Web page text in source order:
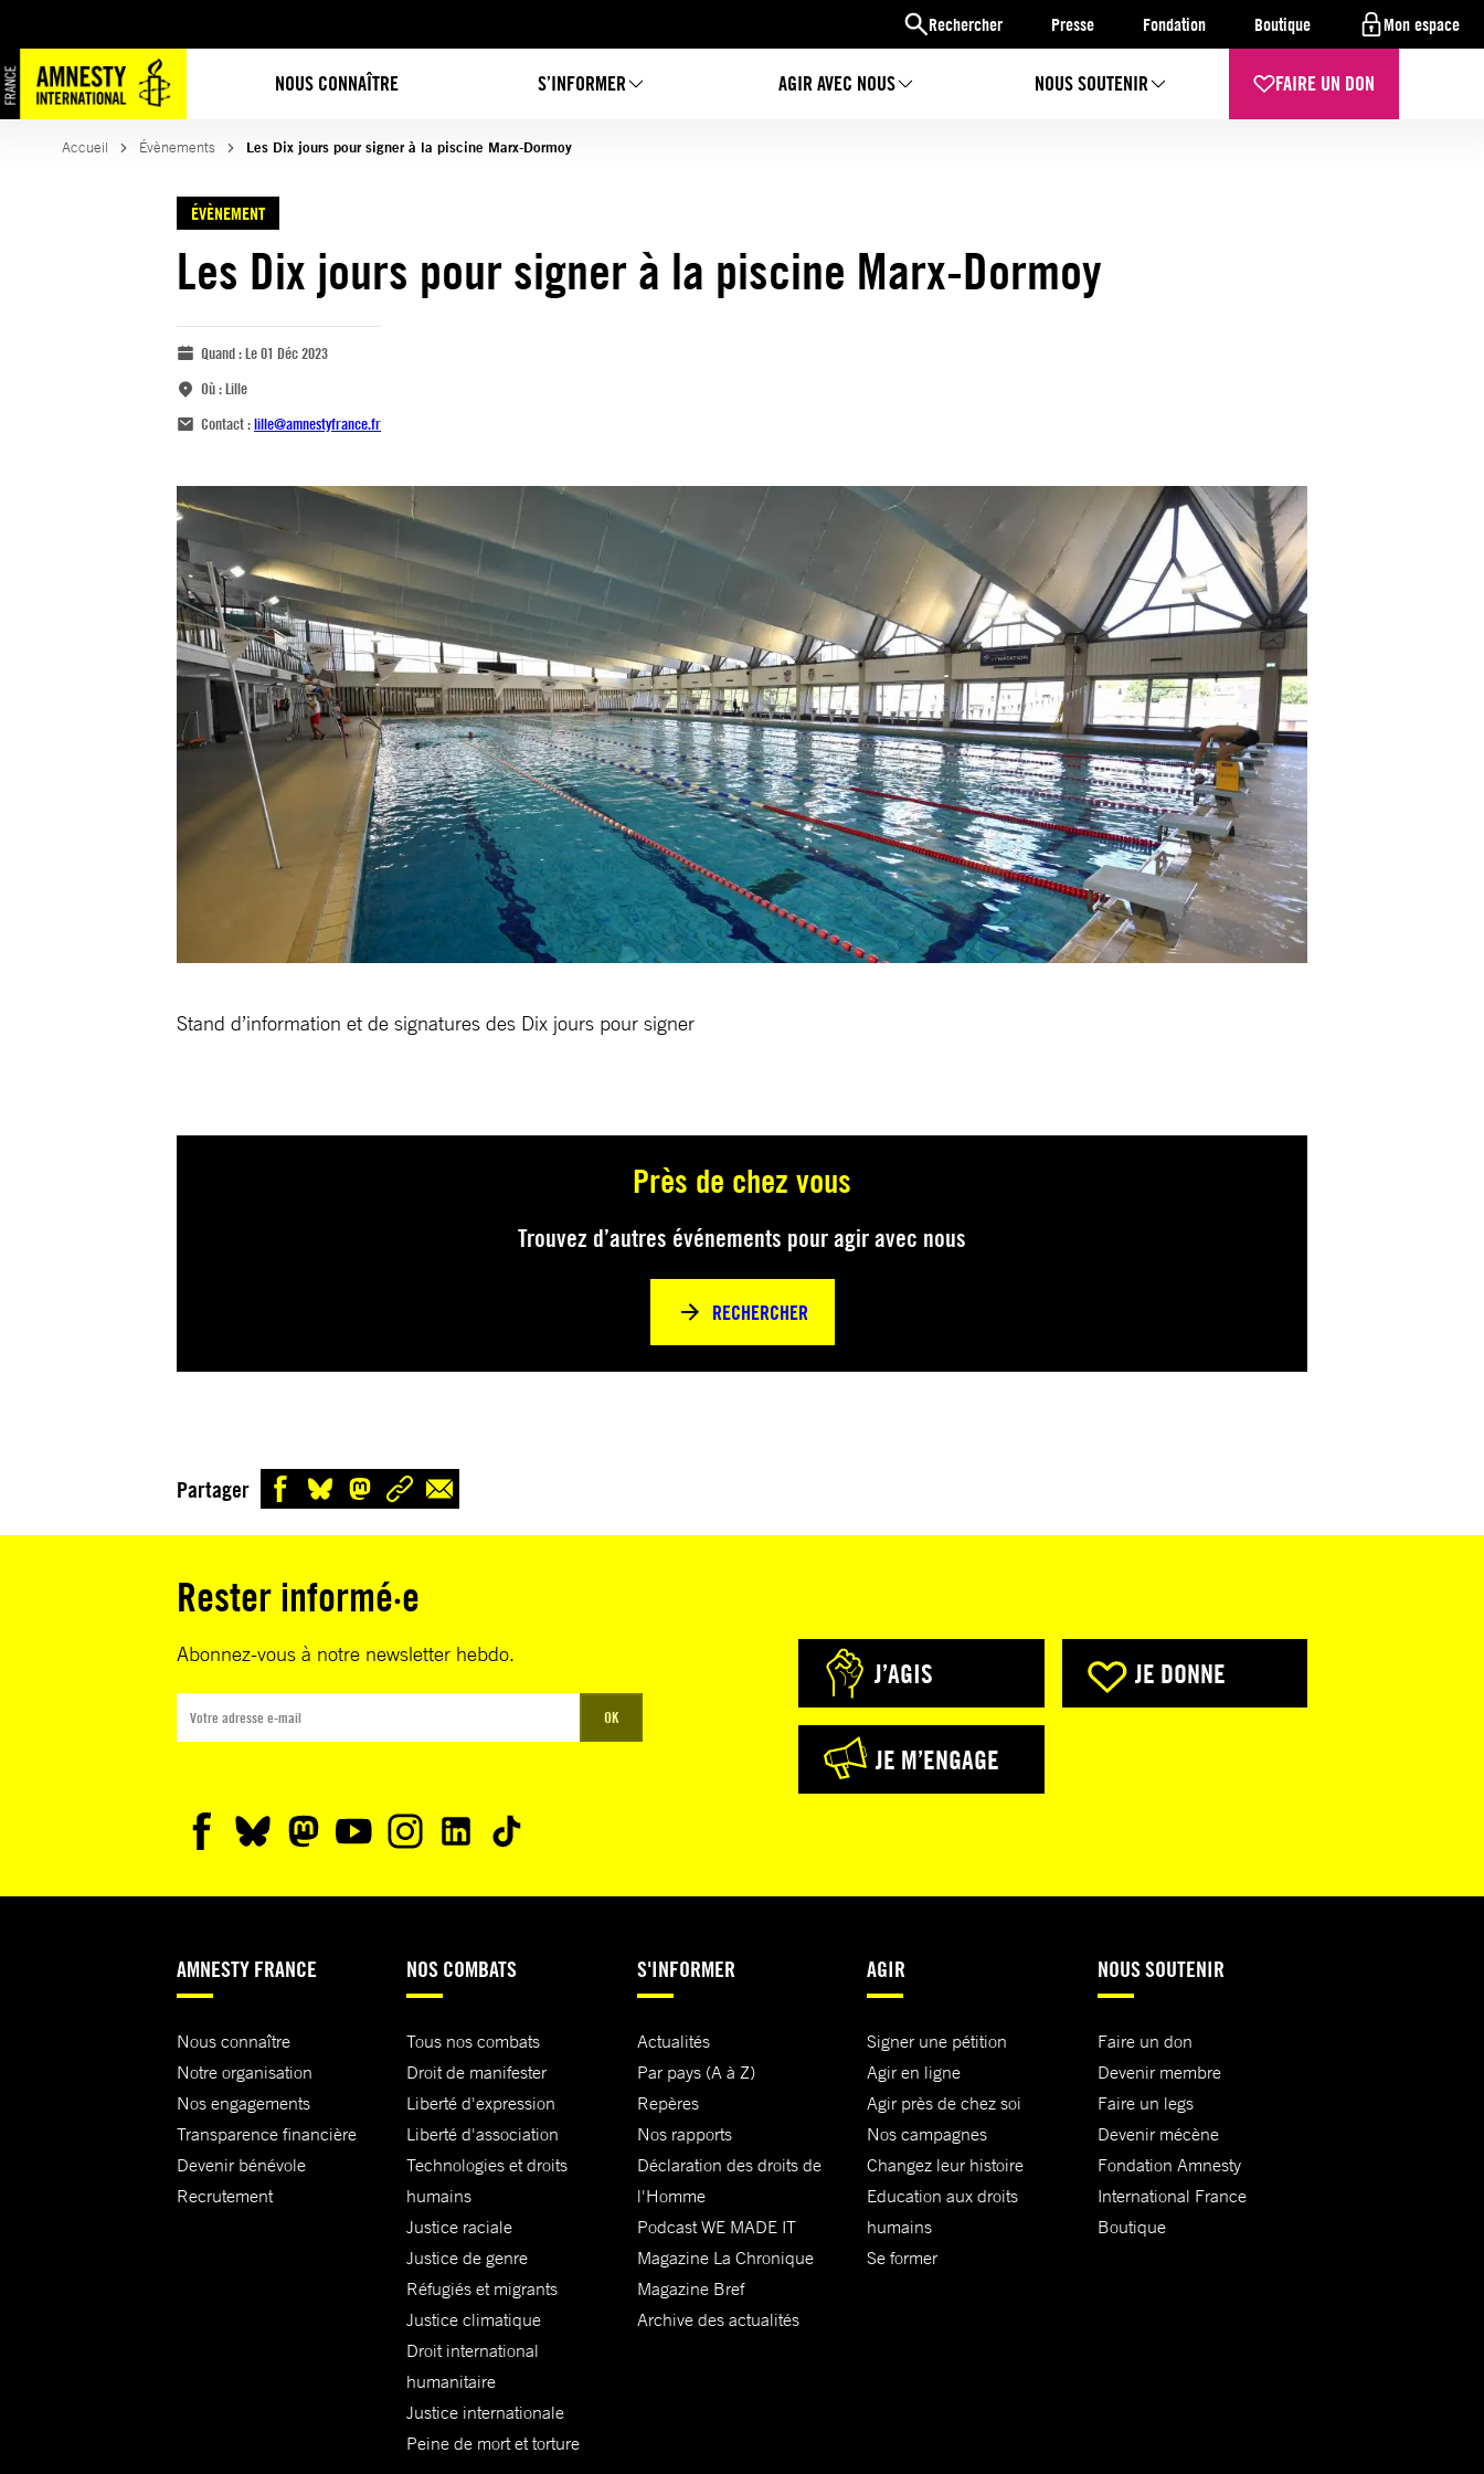
Rechercher Presse Fondation Boutique Mon espace
NOUS CONNAÎTRE S’INFORMER AGIR AVEC NOUS NOUS SOUTENIR FAIRE UN DON
Accueil Évènements Les Dix jours pour signer à la piscine Marx-Dormoy
ÉVÈNEMENT
Les Dix jours pour signer à la piscine Marx-Dormoy
Quand :Le 01 Déc 2023
Où :Lille
Contact :lille@amnestyfrance.fr
Stand d’information et de signatures des Dix jours pour signer
Près de chez vous
Trouvez d’autres événements pour agir avec nous
RECHERCHER
Partager
Rester informé·e
Abonnez-vous à notre newsletter hebdo.
OK
J’AGIS JE DONNE
JE M’ENGAGE
AMNESTY FRANCE
Nous connaître
Notre organisation
Nos engagements
Transparence financière
Devenir bénévole
Recrutement
NOS COMBATS
Tous nos combats
Droit de manifester
Liberté d'expression
Liberté d'association
Technologies et droits
humains
Justice raciale
Justice de genre
Réfugiés et migrants
Justice climatique
Droit international
humanitaire
Justice internationale
Peine de mort et torture
S'INFORMER
Actualités
Par pays (A à Z)
Repères
Nos rapports
Déclaration des droits de
l'Homme
Podcast WE MADE IT
Magazine La Chronique
Magazine Bref
Archive des actualités
AGIR
Signer une pétition
Agir en ligne
Agir près de chez soi
Nos campagnes
Changez leur histoire
Education aux droits
humains
Se former
NOUS SOUTENIR
Faire un don
Devenir membre
Faire un legs
Devenir mécène
Fondation Amnesty
International France
Boutique